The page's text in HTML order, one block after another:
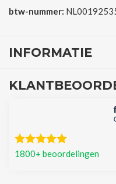
btw-nummer:
INFORMATIE
1800+ beoordelingen